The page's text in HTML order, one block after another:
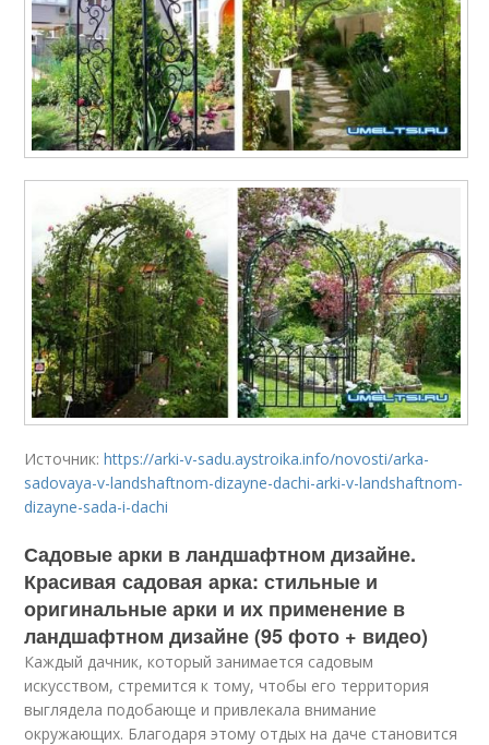
Источник:https://arki-v-sadu.aystroika.info/novosti/arka-
sadovaya-v-landshaftnom-dizayne-dachi-arki-v-landshaftnom-
dizayne-sada-i-dachi
Садовые арки в ландшафтном дизайне.
Красивая садовая арка: стильные и
оригинальные арки и их применение в
ландшафтном дизайне (95 фото + видео)
Каждый дачник, который занимается садовым
искусством, стремится к тому, чтобы его территория
выглядела подобающе и привлекала внимание
окружающих. Благодаря этому отдых на даче становится